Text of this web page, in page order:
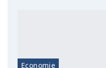
Economie